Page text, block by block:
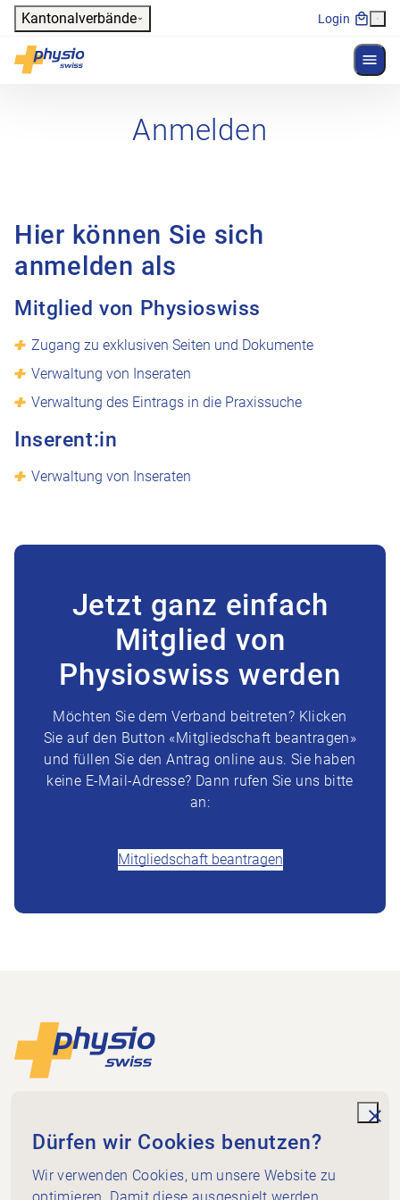
Header
Kantonalverbände Login
Physioswiss
Hauptnavigation
Anmelden
Hier können Sie sich
anmelden als
Mitglied von Physioswiss
Zugang zu exklusiven Seiten und Dokumente
Verwaltung von Inseraten
Verwaltung des Eintrags in die Praxissuche
Inserent:in
Verwaltung von Inseraten
Jetzt ganz einfach
Mitglied von
Physioswiss werden
Möchten Sie dem Verband beitreten? Klicken
Sie auf den Button «Mitgliedschaft beantragen»
und füllen Sie den Antrag online aus. Sie haben
keine E-Mail-Adresse? Dann rufen Sie uns bitte
an:
Mitgliedschaft beantragen
Footer
Dammweg 3
3013 Bern
+41 58 255 36 00
info@physioswiss.ch
Dürfen wir Cookies benutzen?
Wir verwenden Cookies, um unsere Website zu